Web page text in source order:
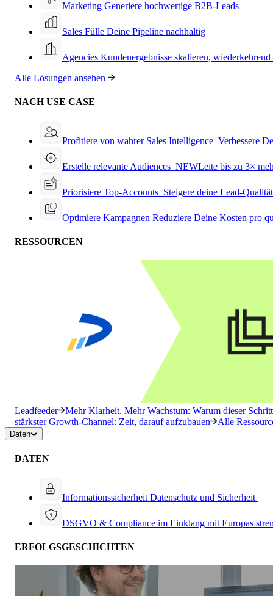
Marketing Generiere hochwertige B2B-Leads
Sales Fülle Deine Pipeline nachhaltig
Agencies Kundenergebnisse skalieren,
Alle Lösungen ansehen
NACH USE CASE
Profitiere von wahrer Sales Intelligence Verbessere
Erstelle relevante Audiences NEWLeite bis zu 3×
Priorisiere Top-Accounts Steigere deine Lead-
Optimiere Kampagnen Reduziere Deine Kosten pro
RESSOURCEN
Leadfeeder
Mehr Klarheit. Mehr Wachstum: Warum dieser
stärkster Growth-Channel: Zeit, darauf aufzubauen
Alle
Daten
DATEN
Informationssicherheit Datenschutz und Sicherheit
DSGVO & Compliance im Einklang mit Europas
ERFOLGSGESCHICHTEN